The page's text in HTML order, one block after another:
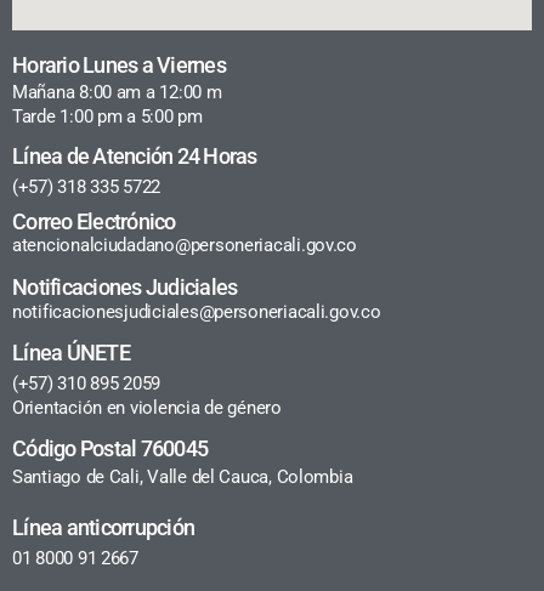
Horario Lunes a Viernes
Mañana 8:00 am a 12:00 m
Tarde 1:00 pm a 5:00 pm
Línea de Atención 24 Horas
(+57) 318 335 5722
Correo Electrónico
atencionalciudadano@personeriacali.gov.co
Notificaciones Judiciales
notificacionesjudiciales@personeriacali.gov.co
Línea ÚNETE
(+57) 310 895 2059
Orientación en violencia de género
Código Postal 760045
Santiago de Cali, Valle del Cauca, Colombia
Línea anticorrupción
01 8000 91 2667